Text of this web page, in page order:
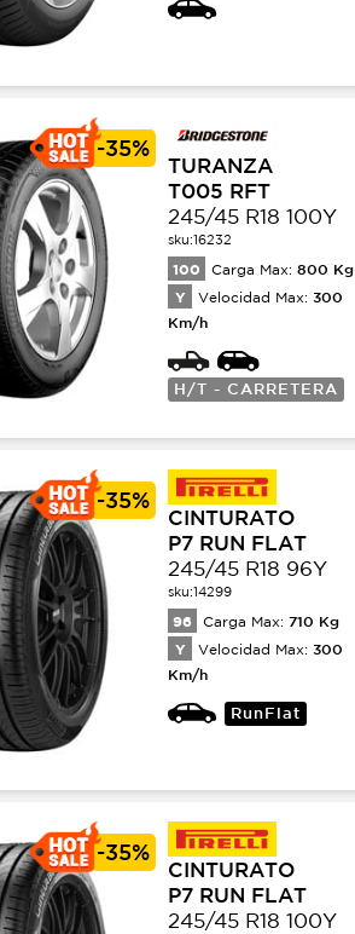
-35%
TURANZA
T005 RFT
245/45 R18 100Y
sku:16232
100 Carga Max: 800 Kg
Y Velocidad Max: 300
Km/h
H/T - CARRETERA
-35%
CINTURATO
P7 RUN FLAT
245/45 R18 96Y
sku:14299
96 Carga Max: 710 Kg
Y Velocidad Max: 300
Km/h
RunFlat
-35%
CINTURATO
P7 RUN FLAT
245/45 R18 100Y